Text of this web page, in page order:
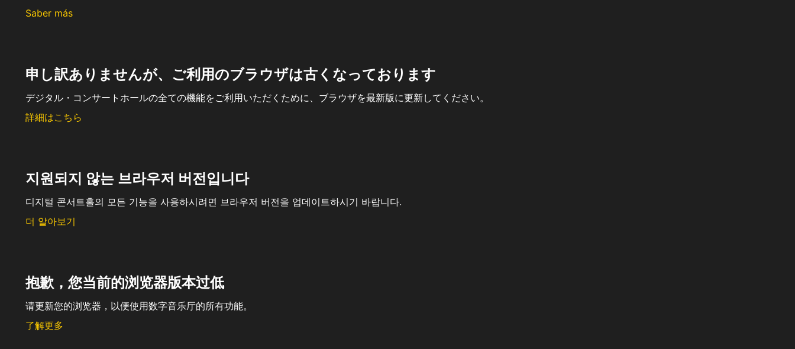
Saber más
申し訳ありませんが、ご利用のブラウザは古くなっております
デジタル・コンサートホールの全ての機能をご利用いただくために、ブラウザを最新版に更新してください。
詳細はこちら
지원되지 않는 브라우저 버전입니다
디지털 콘서트홀의 모든 기능을 사용하시려면 브라우저 버전을 업데이트하시기 바랍니다.
더 알아보기
抱歉，您当前的浏览器版本过低
请更新您的浏览器，以便使用数字音乐厅的所有功能。
了解更多